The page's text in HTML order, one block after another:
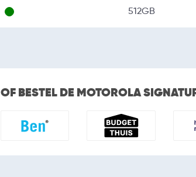
512GB
OF BESTEL DE MOTOROLA